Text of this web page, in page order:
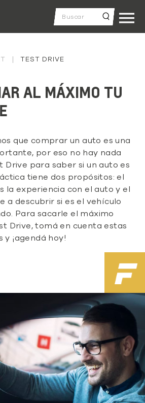
Buscar
por:
TEST DRIVE
AL MÁXIMO TU
que comprar un auto es una
por eso no hay nada
Drive para saber si un auto es
tiene dos propósitos: el
la experiencia con el auto y el
a descubrir si es el vehículo
Para sacarle el máximo
Drive, tomá en cuenta estas
¡agendá hoy!